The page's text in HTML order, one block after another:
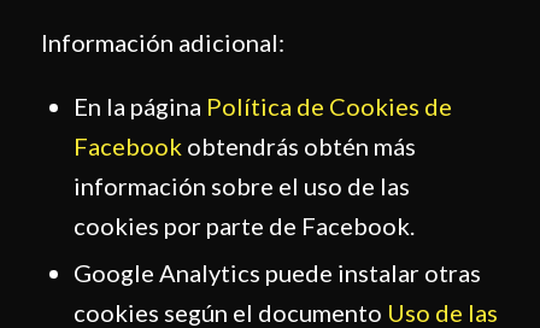
Información adicional:
En la página Política de Cookies de
Facebook obtendrás obtén más
información sobre el uso de las
cookies por parte de Facebook.
Google Analytics puede instalar otras
cookies según el documento Uso de las